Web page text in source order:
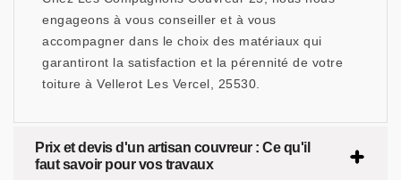
engageons à vous conseiller et à vous
accompagner dans le choix des matériaux qui
garantiront la satisfaction et la pérennité de votre
toiture à Vellerot Les Vercel, 25530.
Prix et devis d'un artisan couvreur : Ce qu'il
faut savoir pour vos travaux